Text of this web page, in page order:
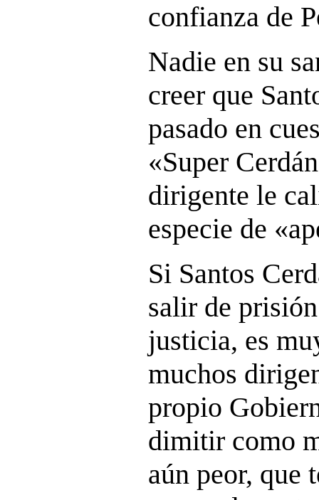
confianza de
Nadie en su
creer que
pasado en
«Super
dirigente le
especie de
Si Santos
salir de
justicia, es
muchos
propio
dimitir como
aún peor, que